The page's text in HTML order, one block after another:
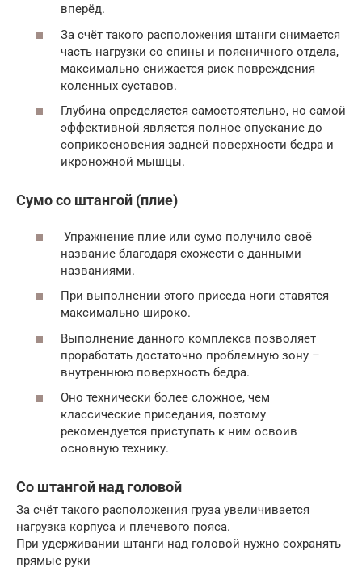
вперёд.
За счёт такого расположения штанги снимается
часть нагрузки со спины и поясничного отдела,
максимально снижается риск повреждения
коленных суставов.
Глубина определяется самостоятельно, но самой
эффективной является полное опускание до
соприкосновения задней поверхности бедра и
икроножной мышцы.
Сумо со штангой (плие)
Упражнение плие или сумо получило своё
название благодаря схожести с данными
названиями.
При выполнении этого приседа ноги ставятся
максимально широко.
Выполнение данного комплекса позволяет
проработать достаточно проблемную зону –
внутреннюю поверхность бедра.
Оно технически более сложное, чем
классические приседания, поэтому
рекомендуется приступать к ним освоив
основную технику.
Со штангой над головой
За счёт такого расположения груза увеличивается
нагрузка корпуса и плечевого пояса.
При удерживании штанги над головой нужно сохранять
прямые руки